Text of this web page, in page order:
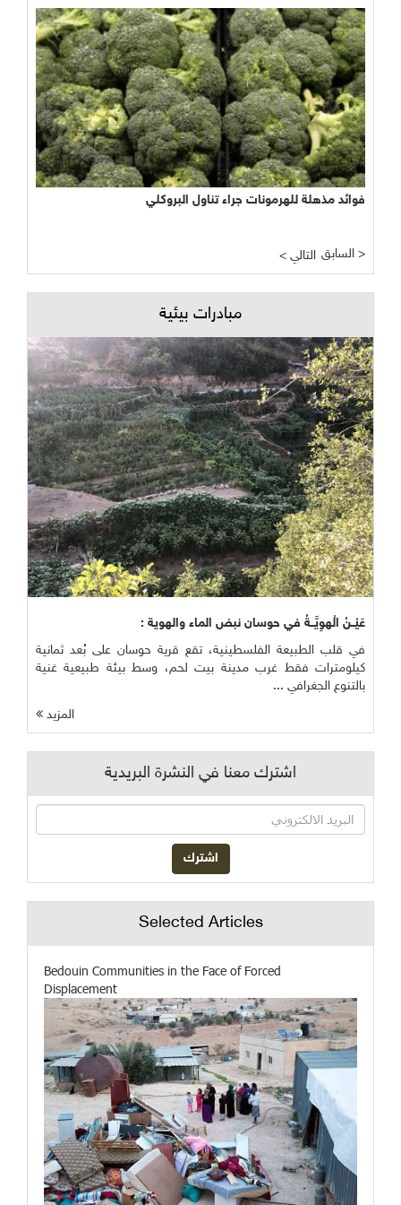
فوائد مذهلة للهرمونات جراء تناول البروكلي
< التالي السابق >
مبادرات بيئية
عَيْــنُ الْهوِيَّــةُ في حوسان نبض الماء والهوية :
في قلب الطبيعة الفلسطينية، تقع قرية حوسان على بُعد ثمانية
كيلومترات فقط غرب مدينة بيت لحم، وسط بيئة طبيعية غنية
بالتنوع الجغرافي ...
المزيد
اشترك معنا في النشرة البريدية
Selected Articles
Bedouin Communities in the Face of Forced
Displacement